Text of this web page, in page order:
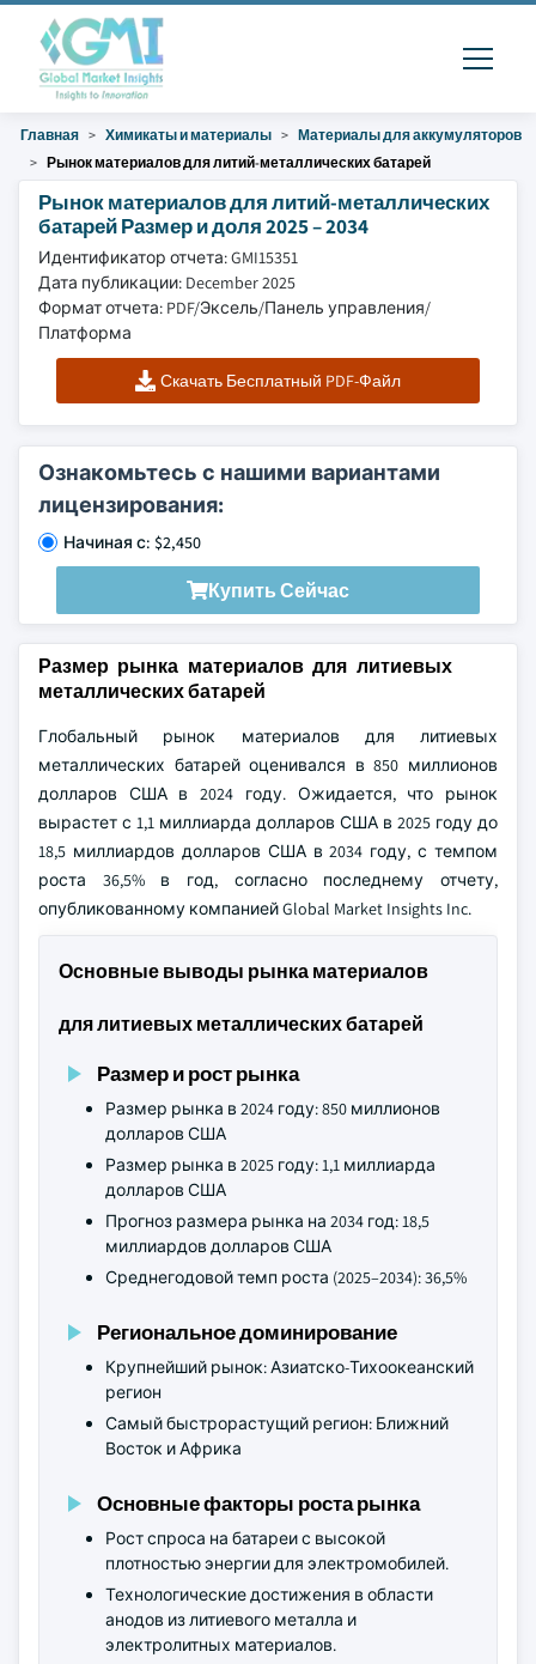
Главная Химикаты и материалы
Материалы для аккумуляторов
Рынок материалов для литий-металлических батарей
Рынок материалов для литий-металлических
батарей Размер и доля 2025 – 2034
Идентификатор отчета: GMI15351
Дата публикации: December 2025
Формат отчета: PDF/Эксель/Панель управления/
Платформа
Скачать Бесплатный PDF-Файл
Ознакомьтесь с нашими вариантами
лицензирования:
Начиная с: $2,450
Купить Сейчас
Размер рынка материалов для литиевых
металлических батарей
Глобальный рынок материалов для литиевых
металлических батарей оценивался в 850 миллионов
долларов США в 2024 году. Ожидается, что рынок
вырастет с 1,1 миллиарда долларов США в 2025 году до
18,5 миллиардов долларов США в 2034 году, с темпом
роста 36,5% в год, согласно последнему отчету,
опубликованному компанией Global Market Insights Inc.
Основные выводы рынка материалов
для литиевых металлических батарей
Размер и рост рынка
Размер рынка в 2024 году: 850 миллионов
долларов США
Размер рынка в 2025 году: 1,1 миллиарда
долларов США
Прогноз размера рынка на 2034 год: 18,5
миллиардов долларов США
Среднегодовой темп роста (2025–2034): 36,5%
Региональное доминирование
Крупнейший рынок: Азиатско-Тихоокеанский
регион
Самый быстрорастущий регион: Ближний
Восток и Африка
Основные факторы роста рынка
Рост спроса на батареи с высокой
плотностью энергии для электромобилей.
Технологические достижения в области
анодов из литиевого металла и
электролитных материалов.